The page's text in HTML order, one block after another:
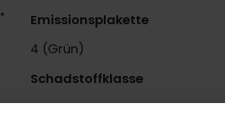
*
Emissionsplakette
4 (Grün)
Schadstoffklasse
Euro6d